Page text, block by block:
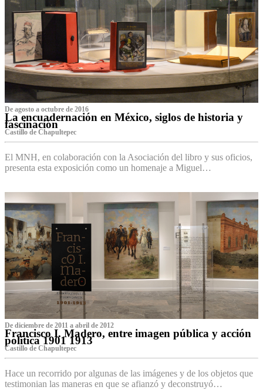
De agosto a octubre de 2016
La encuadernación en México, siglos de historia y
fascinación
Castillo de Chapultepec
El MNH, en colaboración con la Asociación del libro y sus oficios,
presenta esta exposición como un homenaje a Miguel…
De diciembre de 2011 a abril de 2012
Francisco I. Madero, entre imagen pública y acción
política 1901 1913
Castillo de Chapultepec
Hace un recorrido por algunas de las imágenes y de los objetos que
testimonian las maneras en que se afianzó y deconstruyó…